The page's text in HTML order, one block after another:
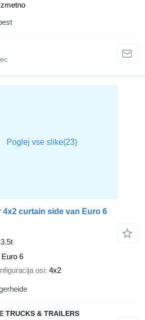
4x2 curtain side van Euro 6
Euro 6
osi 4x2
TRUCKS & TRAILERS